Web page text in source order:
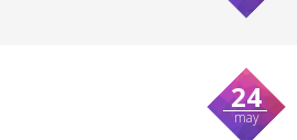
24
may